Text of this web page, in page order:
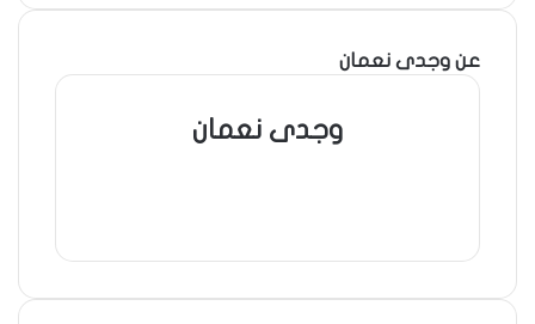
عن وجدى نعمان
وجدى نعمان